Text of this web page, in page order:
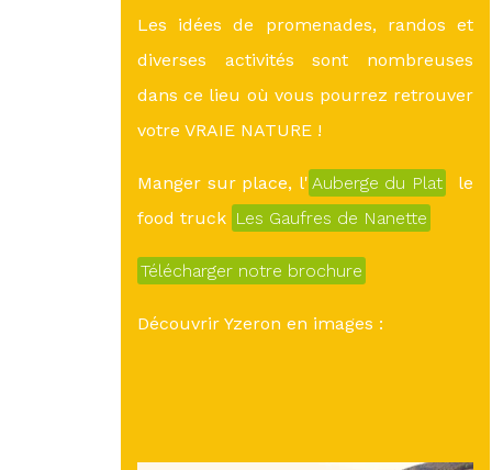
Les idées de promenades, randos et
diverses activités sont nombreuses
dans ce lieu où vous pourrez retrouver
votre VRAIE NATURE !
Manger sur place, l' Auberge du Plat
le
food truck Les Gaufres de Nanette
Télécharger notre brochure
Découvrir Yzeron en images :